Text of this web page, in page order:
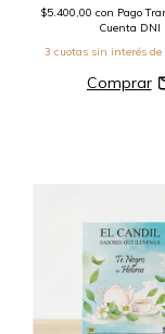
$5.400,00 con Pago
Cuenta DNI
3 cuotas sin interés de